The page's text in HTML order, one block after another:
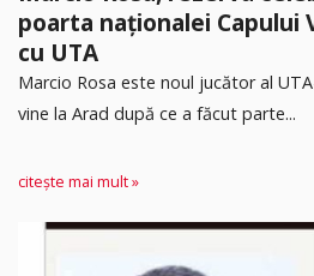
poarta naționalei Capului
cu UTA
Marcio Rosa este noul jucător al
vine la Arad după ce a făcut parte...
citește mai mult »